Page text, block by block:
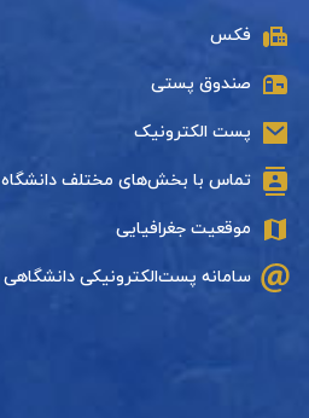
فکس
صندوق پستی
پست الکترونیک
تماس با بخش‌های مختلف دانشگاه
موقعیت جغرافیایی
سامانه پست‌الکترونیکی دانشگاهی